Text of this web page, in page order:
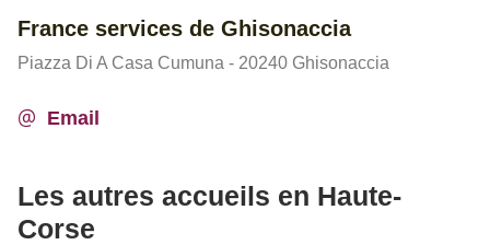
France services de Ghisonaccia
Piazza Di A Casa Cumuna - 20240 Ghisonaccia
Email
Les autres accueils en Haute-
Corse